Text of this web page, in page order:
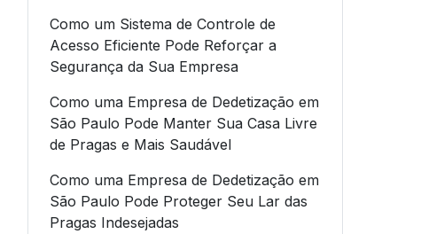
Como um Sistema de Controle de
Acesso Eficiente Pode Reforçar a
Segurança da Sua Empresa
Como uma Empresa de Dedetização em
São Paulo Pode Manter Sua Casa Livre
de Pragas e Mais Saudável
Como uma Empresa de Dedetização em
São Paulo Pode Proteger Seu Lar das
Pragas Indesejadas